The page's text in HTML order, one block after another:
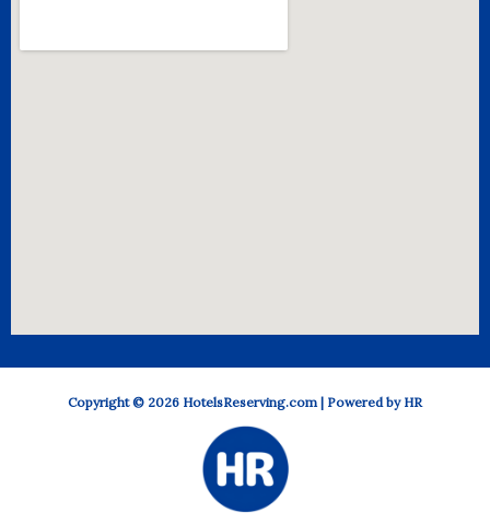
Copyright © 2026 HotelsReserving.com| Powered by HR